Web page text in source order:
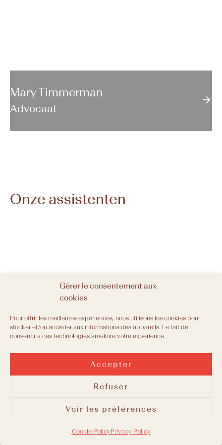
Gérer le consentement aux
cookies
Pour offrir les meilleures expériences, nous utilisons les cookies pour
stocker et/ou accéder aux informations des appareils. Le fait de
consentir à ces technologies améliore votre expérience.
Accepter
Refuser
Voir les préférences
Cookie PolicyPrivacy Policy
Mary Timmerman
Advocaat
Onze assistenten